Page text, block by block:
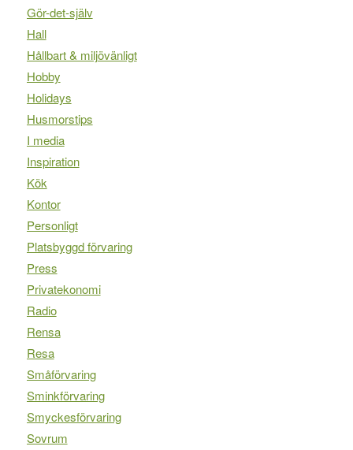
Gör-det-själv
Hall
Hållbart & miljövänligt
Hobby
Holidays
Husmorstips
I media
Inspiration
Kök
Kontor
Personligt
Platsbyggd förvaring
Press
Privatekonomi
Radio
Rensa
Resa
Småförvaring
Sminkförvaring
Smyckesförvaring
Sovrum